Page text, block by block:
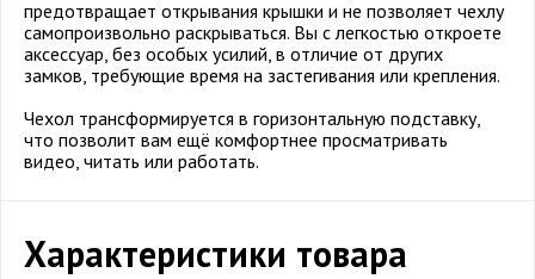
предотвращает открывания крышки и не позволяет чехлу
самопроизвольно раскрываться. Вы с легкостью откроете
аксессуар, без особых усилий, в отличие от других
замков, требующие время на застегивания или крепления.
Чехол трансформируется в горизонтальную подставку,
что позволит вам ещё комфортнее просматривать
видео, читать или работать.
Характеристики товара